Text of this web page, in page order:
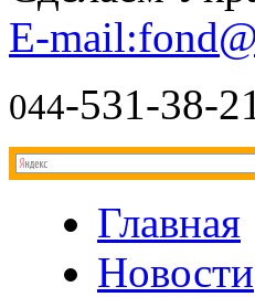
E-
044-531-38-
Главная
Новости